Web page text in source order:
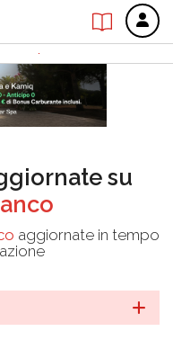
su
aggiornate in tempo